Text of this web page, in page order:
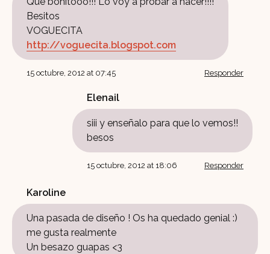
Besitos
VOGUECITA
http://voguecita.blogspot.com
15 octubre, 2012 at 07:45 Responder
Elenail
siii y enseñalo para que lo vemos!!
besos
15 octubre, 2012 at 18:06 Responder
Karoline
Una pasada de diseño ! Os ha quedado genial :)
me gusta realmente
Un besazo guapas <3